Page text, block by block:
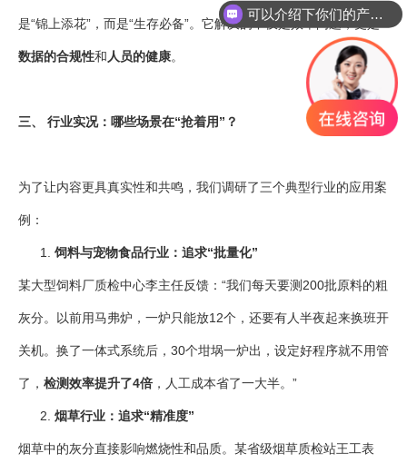
是“锦上添花”，而是“生存必备”。它解决的不仅是效率问题，更是
数据的合规性和人员的健康。
三、 行业实况：哪些场景在“抢着用”？
为了让内容更具真实性和共鸣，我们调研了三个典型行业的应用案
例：
饲料与宠物食品行业：追求“批量化”
某大型饲料厂质检中心李主任反馈：“我们每天要测200批原料的粗
灰分。以前用马弗炉，一炉只能放12个，还要有人半夜起来换班开
关机。换了一体式系统后，30个坩埚一炉出，设定好程序就不用管
了， 检测效率提升了4倍 ，人工成本省了一大半。”
烟草行业：追求“精准度”
烟草中的灰分直接影响燃烧性和品质。某省级烟草质检站王工表
可以介绍下你们的产品么